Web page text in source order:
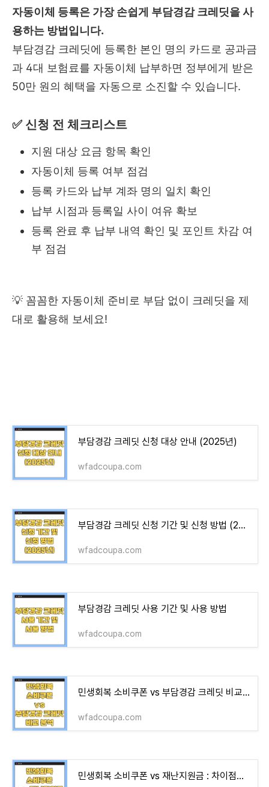
자동이체 등록은 가장 손쉽게 부담경감 크레딧을 사
용하는 방법입니다.
부담경감 크레딧에 등록한 본인 명의 카드로 공과금
과 4대 보험료를 자동이체 납부하면 정부에게 받은
50만 원의 혜택을 자동으로 소진할 수 있습니다.
✅ 신청 전 체크리스트
지원 대상 요금 항목 확인
자동이체 등록 여부 점검
등록 카드와 납부 계좌 명의 일치 확인
납부 시점과 등록일 사이 여유 확보
등록 완료 후 납부 내역 확인 및 포인트 차감 여
부 점검
💡 꼼꼼한 자동이체 준비로 부담 없이 크레딧을 제
대로 활용해 보세요!
부담경감 크레딧 신청 대상 안내 (2025년)
wfadcoupa.com
부담경감 크레딧 신청 기간 및 신청 방법 (2025년)
wfadcoupa.com
부담경감 크레딧 사용 기간 및 사용 방법
wfadcoupa.com
민생회복 소비쿠폰 vs 부담경감 크레딧 비교 분석
wfadcoupa.com
민생회복 소비쿠폰 vs 재난지원금 : 차이점과 혜택 비교 분석